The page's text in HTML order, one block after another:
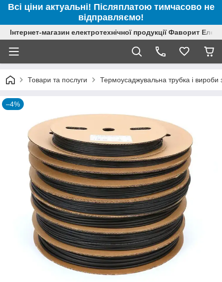
Всі ціни актуальні! Післяплатою тимчасово не
відправляємо!
Інтернет-магазин електротехнічної продукції Фаворит
Товари та послуги Термоусаджувальна трубка і вироби
–4%